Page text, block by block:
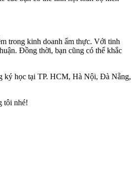
trong kinh doanh ẩm thực. Với tinh
Đồng thời, bạn cũng có thể khắc
ký học tại TP. HCM, Hà Nội, Đà Nẵng,
tôi nhé!